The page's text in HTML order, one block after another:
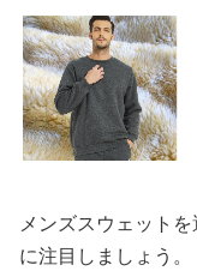
メンズスウェットを
に注目しましょう。